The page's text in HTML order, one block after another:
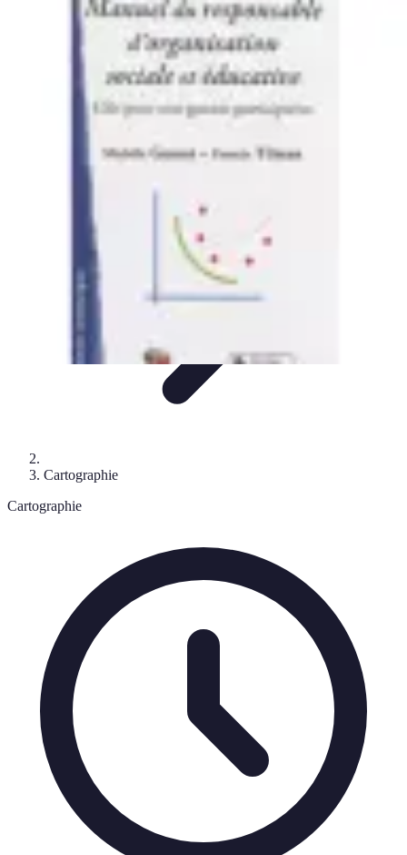
Atlas Géographique
Perception et Utilisation Guide d'achat
Apprentissage
Atlas Thématiques
Atlas Géographique
Cartographie
Cartographie